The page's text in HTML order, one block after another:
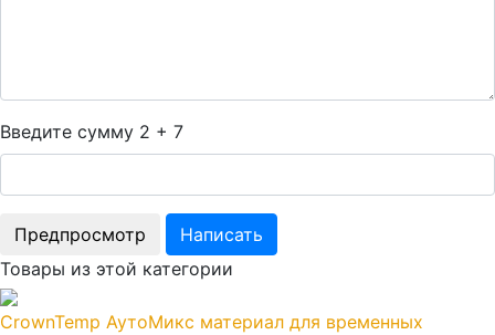
Введите сумму 2 + 7
Товары из этой категории
CrownTemp АутоМикс материал для временных